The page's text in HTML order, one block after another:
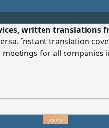
written translations
Instant translation
meetings for all companies